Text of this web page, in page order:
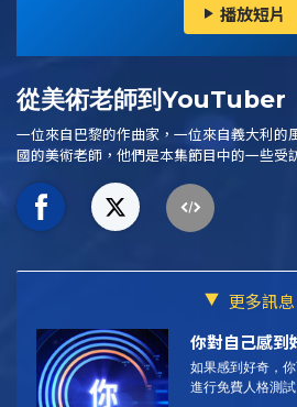
播放短片
從美術老師到YouTuber
一位來自巴黎的作曲家，一位來自義大利的
國的美術老師，他們是本集節目中的一些受
更多訊息
你對自己感到
如果感到好奇，
進行免費人格測試